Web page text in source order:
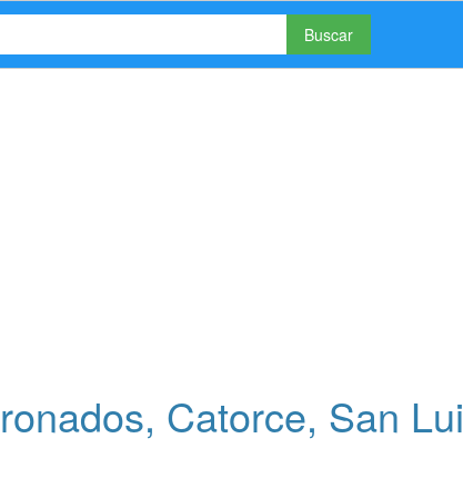
Buscar
Catorce, San